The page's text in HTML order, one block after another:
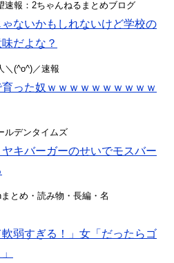
速報：2ちゃんねるまとめブログ
ゃないかもしれないけど学校の
だよな？
＼(^o^)／速報
った奴ｗｗｗｗｗｗｗｗｗｗ
ルデンタイムズ
キバーガーのせいでモスバー
とめ・読み物・長編・名
弱すぎる！」女「だったらゴ